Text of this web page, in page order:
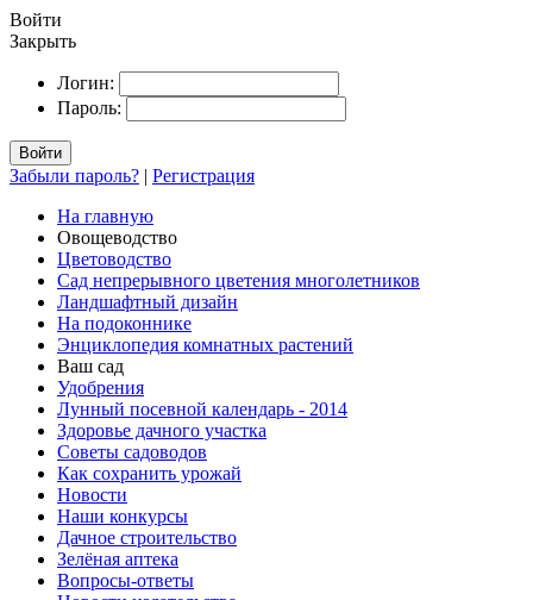
Войти
Закрыть
Логин:
Пароль:
Войти
Забыли пароль? | Регистрация
На главную
Овощеводство
Цветоводство
Сад непрерывного цветения многолетников
Ландшафтный дизайн
На подоконнике
Энциклопедия комнатных растений
Ваш сад
Удобрения
Лунный посевной календарь - 2014
Здоровье дачного участка
Советы садоводов
Как сохранить урожай
Новости
Наши конкурсы
Дачное строительство
Зелёная аптека
Вопросы-ответы